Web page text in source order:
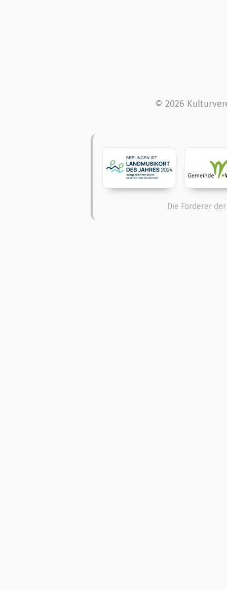
© 2026
Die Förderer